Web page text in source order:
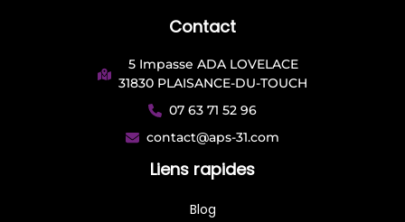
Contact
5 Impasse ADA LOVELACE
31830 PLAISANCE-DU-TOUCH
07 63 71 52 96
contact@aps-31.com
Liens rapides
Blog